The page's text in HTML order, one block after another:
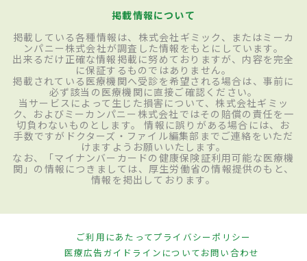
掲載情報について
掲載している各種情報は、株式会社ギミック、またはミーカ
ンパニー株式会社が調査した情報をもとにしています。
出来るだけ正確な情報掲載に努めておりますが、内容を完全
に保証するものではありません。
掲載されている医療機関へ受診を希望される場合は、事前に
必ず該当の医療機関に直接ご確認ください。
当サービスによって生じた損害について、株式会社ギミッ
ク、およびミーカンパニー株式会社ではその賠償の責任を一
切負わないものとします。 情報に誤りがある場合には、お
手数ですがドクターズ・ファイル編集部までご連絡をいただ
けますようお願いいたします。
なお、「マイナンバーカードの健康保険証利用可能な医療機
関」の情報につきましては、厚生労働省の情報提供のもと、
情報を掲出しております。
ご利用にあたってプライバシーポリシー
医療広告ガイドラインについてお問い合わせ